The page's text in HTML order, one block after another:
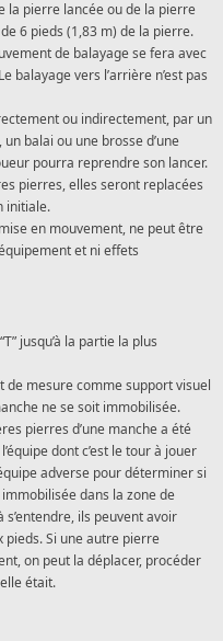
la pierre lancée ou de la pierre
6 pieds (1,83 m) de la pierre.
de balayage se fera avec
balayage vers l’arrière n’est pas
ou indirectement, par un
balai ou une brosse d’une
pourra reprendre son lancer.
pierres, elles seront replacées
initiale.
en mouvement, ne peut être
et ni effets
jusqu’à la partie la plus
mesure comme support visuel
ne se soit immobilisée.
pierres d’une manche a été
dont c’est le tour à jouer
adverse pour déterminer si
immobilisée dans la zone de
s’entendre, ils peuvent avoir
pieds. Si une autre pierre
on peut la déplacer, procéder
était.